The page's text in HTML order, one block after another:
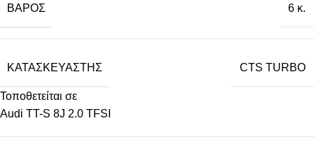
ΒΆΡΟΣ 6 κ.
ΚΑΤΑΣΚΕΥΑΣΤΉΣ CTS TURBO
Τοποθετείται σε
Audi TT-S 8J 2.0 TFSI